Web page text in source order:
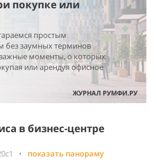
покупке или
простым
без заумных терминов
моменты, о которых
или арендуя офисное
ЖУРНАЛ РУМФИ.РУ
в бизнес-центре
• показать панораму